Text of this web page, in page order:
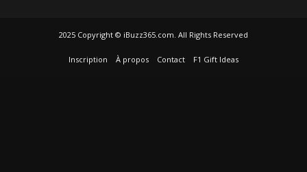
2025 Copyright © iBuzz365.com. All Rights Reserved
Inscription À propos Contact F1 Gift Ideas